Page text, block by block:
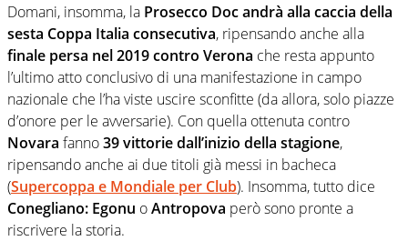
Domani, insomma, la Prosecco Doc andrà alla caccia della
sesta Coppa Italia consecutiva, ripensando anche alla
finale persa nel 2019 contro Verona che resta appunto
l’ultimo atto conclusivo di una manifestazione in campo
nazionale che l’ha viste uscire sconfitte (da allora, solo piazze
d’onore per le avversarie). Con quella ottenuta contro
Novara fanno39 vittorie dall’inizio della stagione,
ripensando anche ai due titoli già messi in bacheca
(Supercoppa e Mondiale per Club). Insomma, tutto dice
Conegliano: Egonu oAntropova però sono pronte a
riscrivere la storia.